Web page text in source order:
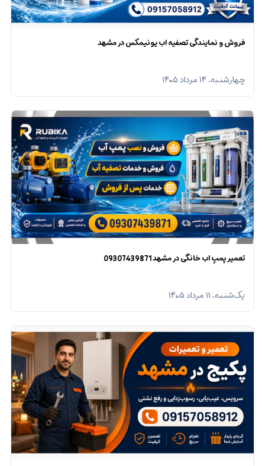
فروش و نمایندگی تصفیه اب یونیمکس در مشهد
چهارشنبه، ۱۴ مرداد ۱۴۰۵
تعمیر پمپ اب خانگی در مشهد 09307439871
یک‌شنبه، ۱۱ مرداد ۱۴۰۵